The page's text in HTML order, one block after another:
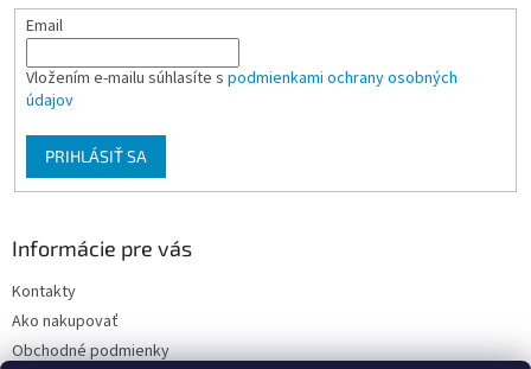
Email
Vložením e-mailu súhlasíte s podmienkami ochrany osobných
údajov
PRIHLÁSIŤ SA
Informácie pre vás
Kontakty
Ako nakupovať
Obchodné podmienky